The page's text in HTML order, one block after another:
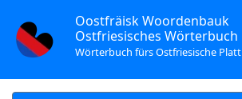
Oostfräisk Woordenbauk
Ostfriesisches Wörterbuch
Wörterbuch fürs Ostfriesische Platt